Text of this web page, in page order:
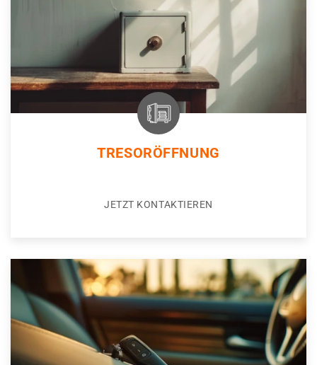
TRESORÖFFNUNG
JETZT KONTAKTIEREN